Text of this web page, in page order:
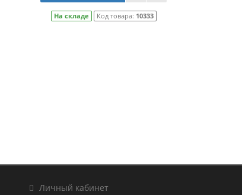
На складе Код товара: 10333
Личный кабинет